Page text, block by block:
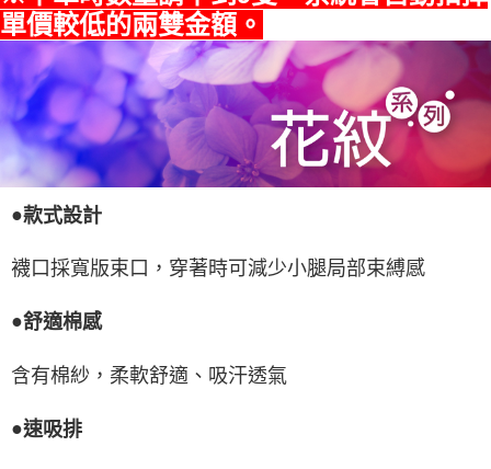
單價較低的兩雙金額。
●款式設計
襪口採寬版束口，穿著時可減少小腿局部束縛感
●舒適棉感
含有棉紗，柔軟舒適、吸汗透氣
●速吸排